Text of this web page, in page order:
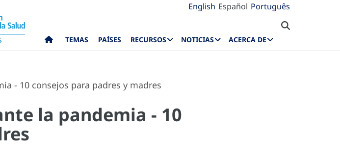
English Español Português
TEMAS PAÍSES RECURSOS NOTICIAS ACERCA DE
- 10 consejos para padres y madres
la pandemia - 10